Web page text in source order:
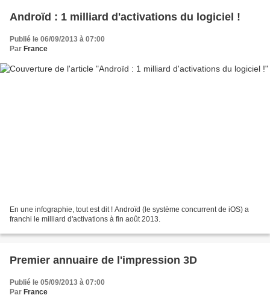
Androïd : 1 milliard d'activations du logiciel !
Publié le 06/09/2013 à 07:00
Par France
En une infographie, tout est dit ! Androïd (le système concurrent de iOS) a
franchi le milliard d'activations à fin août 2013.
Premier annuaire de l'impression 3D
Publié le 05/09/2013 à 07:00
Par France